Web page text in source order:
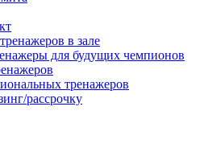
в зале
для будущих чемпионов
тренажеров
рассрочку